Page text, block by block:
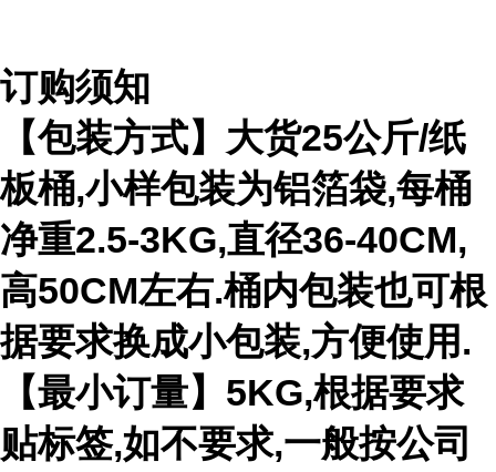
订购须知
【包装方式】大货25公斤/纸
板桶,小样包装为铝箔袋,每桶
净重2.5-3KG,直径36-40CM,
高50CM左右.桶内包装也可根
据要求换成小包装,方便使用 .
【最小订量】 5KG,根据要求
贴标签,如不要求,一般按公司